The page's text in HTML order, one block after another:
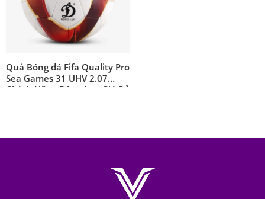
Quả Bóng đá Fifa Quality Pro
Sea Games 31 UHV 2.07
Chính Hãng Động Lực Giá Rẻ